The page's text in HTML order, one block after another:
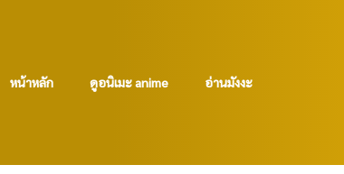
หน้าหลัก ดูอนิเมะ anime อ่านมังงะ